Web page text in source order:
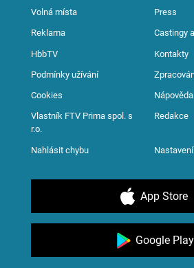
Volná místa Press
Reklama Castingy
HbbTV Kontakty
Podmínky užívání
Cookies Nápověda
Vlastník FTV Prima spol. s
r.o.
Redakce
Nahlásit chybu
App Store
Google Play